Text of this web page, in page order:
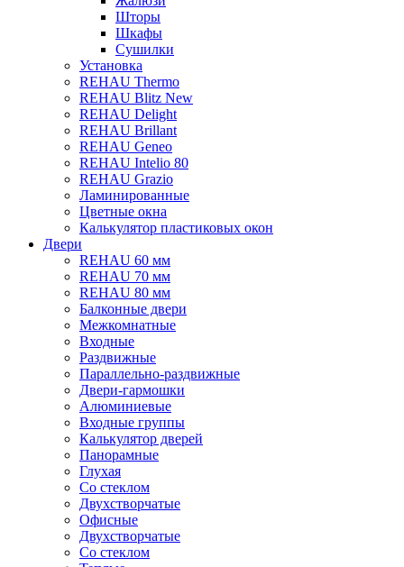
Шторы
Шкафы
Сушилки
Установка
REHAU Thermo
REHAU Blitz New
REHAU Delight
REHAU Brillant
REHAU Geneo
REHAU Intelio 80
REHAU Grazio
Ламинированные
Цветные окна
Калькулятор пластиковых окон
Двери
REHAU 60 мм
REHAU 70 мм
REHAU 80 мм
Балконные двери
Межкомнатные
Входные
Раздвижные
Параллельно-раздвижные
Двери-гармошки
Алюминиевые
Входные группы
Калькулятор дверей
Панорамные
Глухая
Со стеклом
Двухстворчатые
Офисные
Двухстворчатые
Со стеклом